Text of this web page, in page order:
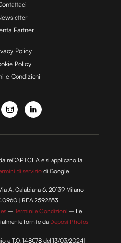
d
e
o
Partner
Policy
Policy
e Condizioni
reCAPTCHA e si applicano la
di serviziodi Google.
A. Calabiana 6, 20139 Milano |
| REA 2592853
–Termini e Condizioni – Le
fornite da DepositPhotos
e T.O. 148078 del 13/03/2024|